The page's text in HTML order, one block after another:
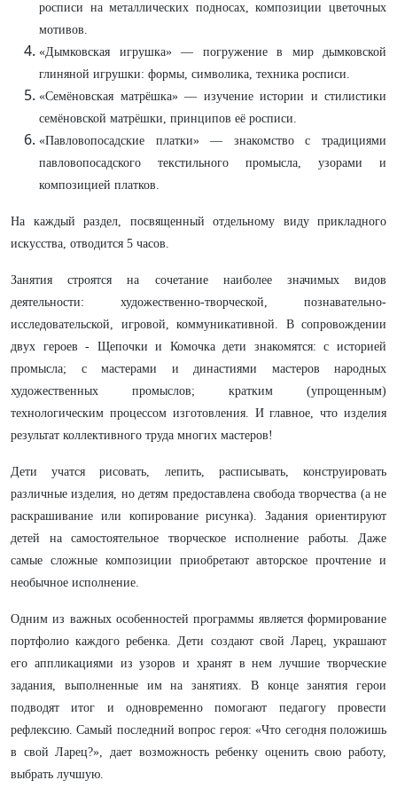
росписи на металлических подносах, композиции цветочных
мотивов.
«Дымковская игрушка» — погружение в мир дымковской
глиняной игрушки: формы, символика, техника росписи.
«Семёновская матрёшка» — изучение истории и стилистики
семёновской матрёшки, принципов её росписи.
«Павловопосадские платки» — знакомство с традициями
павловопосадского текстильного промысла, узорами и
композицией платков.
На каждый раздел, посвященный отдельному виду прикладного
искусства, отводится 5 часов.
Занятиястроятся на сочетание наиболее значимых видов
деятельности: художественно-творческой, познавательно-
исследовательской, игровой, коммуникативной. В сопровождении
двух героев - Щепочки и Комочка дети знакомятся: с историей
промысла; с мастерами и династиями мастеров народных
художественных промыслов; кратким (упрощенным)
технологическим процессом изготовления. И главное, что изделия
результат коллективного труда многих мастеров!
Дети учатся рисовать, лепить, расписывать, конструировать
различные изделия, но детям предоставлена свобода творчества (а не
раскрашивание или копирование рисунка).Задания ориентируют
детей на самостоятельное творческое исполнение работы. Даже
самые сложные композиции приобретают авторское прочтение и
необычное исполнение.
Одним из важных особенностей программы является формирование
портфолио каждого ребенка. Дети создают свой Ларец, украшают
его аппликациями из узоров и хранят в нем лучшие творческие
задания, выполненные им на занятиях. В конце занятия герои
подводят итог и одновременно помогают педагогу провести
рефлексию. Самый последний вопрос героя: «Что сегодня положишь
в свой Ларец?», дает возможность ребенку оценить свою работу,
выбрать лучшую.